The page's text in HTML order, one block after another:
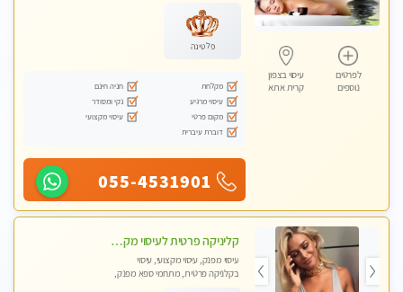
לפרטים
נוספים
עיסוי בצפון
קרית אתא
פלטינה
מקלחת
חניה חינם
עיסוי מרגיע
נקי ומסודר
מקום פרטי
עיסוי מקצועי
דוברת עיברית
055-4531901
קליניקה פרטית לעיסוי מקצועי ואלטרנטיבי ברמה גבוהה VIP תתקשר ..... highly recommended..new in the city
עיסוי מפנק, עיסוי מקצועי, עיסוי
בקלניקה פרטית, מתחמי ספא מפנק,